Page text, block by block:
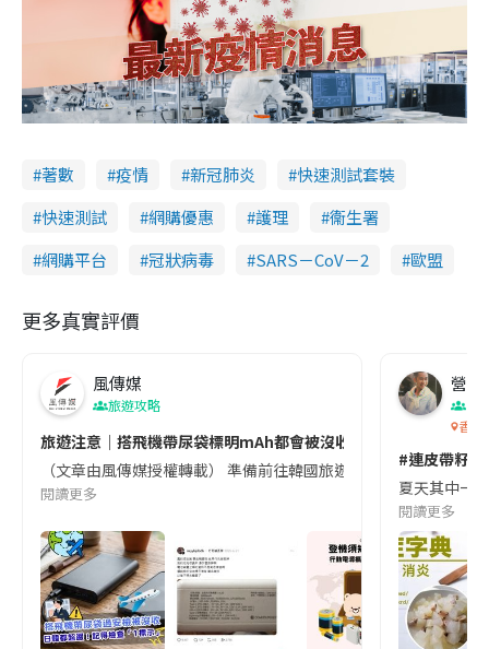
著數 疫情 新冠肺炎
快速測試套裝
快速測試
網購優惠 護理
衞生署
網購平台
冠狀病毒 SARS－CoV－2 歐盟
更多真實評價
風傳媒
旅遊攻略
旅遊注意｜搭飛機帶尿袋標明mAh都會被沒收😱出發前切記檢查
（文章由風傳媒授權轉載） 準備前往韓國旅遊的民眾，近期要
閱讀更多
營養
香港
#連皮帶籽
夏天其中一
閱讀更多